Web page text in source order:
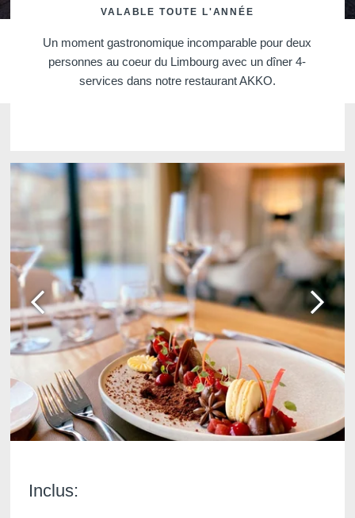
VALABLE TOUTE L'ANNÉE
Un moment gastronomique incomparable pour deux
personnes au coeur du Limbourg avec un dîner 4-
services dans notre restaurant AKKO.
Inclus:
Martin's Brugge
Bruges, 3*
Martin's Brussels EU
Bruxelles, 4*
Martin's Château du
Lac
Genval, 5*
Martin's Manoir
Genval, 4*
Louvain-la-Neuve, 3*